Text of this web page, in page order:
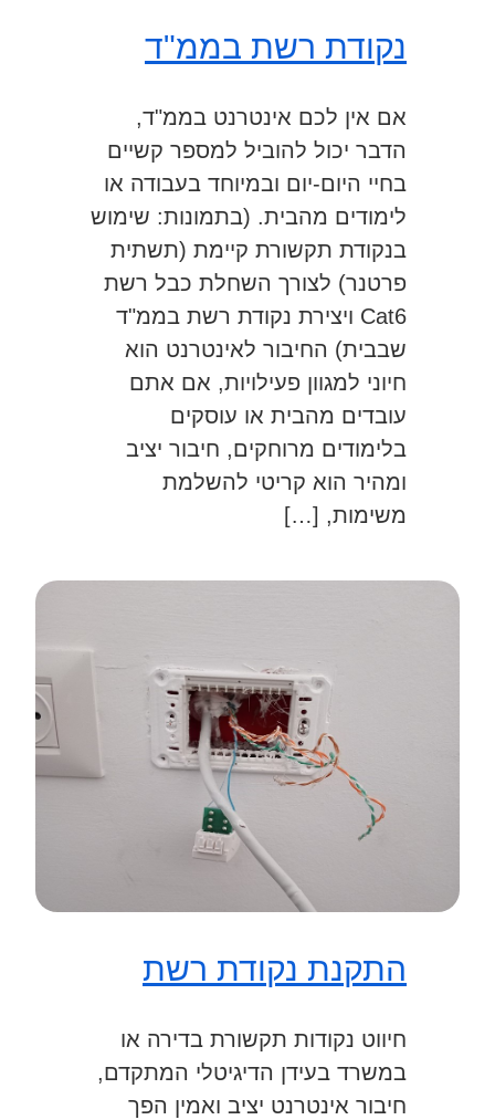
נקודת רשת בממ"ד
אם אין לכם אינטרנט בממ"ד,
הדבר יכול להוביל למספר קשיים
בחיי היום-יום ובמיוחד בעבודה או
לימודים מהבית. (בתמונות: שימוש
בנקודת תקשורת קיימת (תשתית
פרטנר) לצורך השחלת כבל רשת
Cat6 ויצירת נקודת רשת בממ"ד
שבבית) החיבור לאינטרנט הוא
חיוני למגוון פעילויות, אם אתם
עובדים מהבית או עוסקים
בלימודים מרוחקים, חיבור יציב
ומהיר הוא קריטי להשלמת
משימות, […]
התקנת נקודת רשת
חיווט נקודות תקשורת בדירה או
במשרד בעידן הדיגיטלי המתקדם,
חיבור אינטרנט יציב ואמין הפך